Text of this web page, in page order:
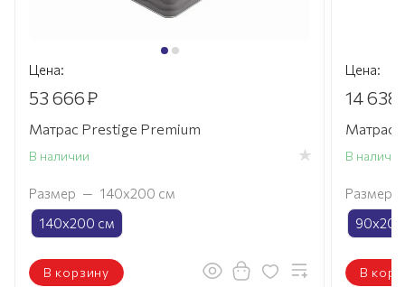
Цена:
53 666₽
Матрас Prestige Premium
В наличии
Размер — 140х200 см
140х200 см
В корзину
Цена:
14 638
Матрас
В наличии
Размер
В